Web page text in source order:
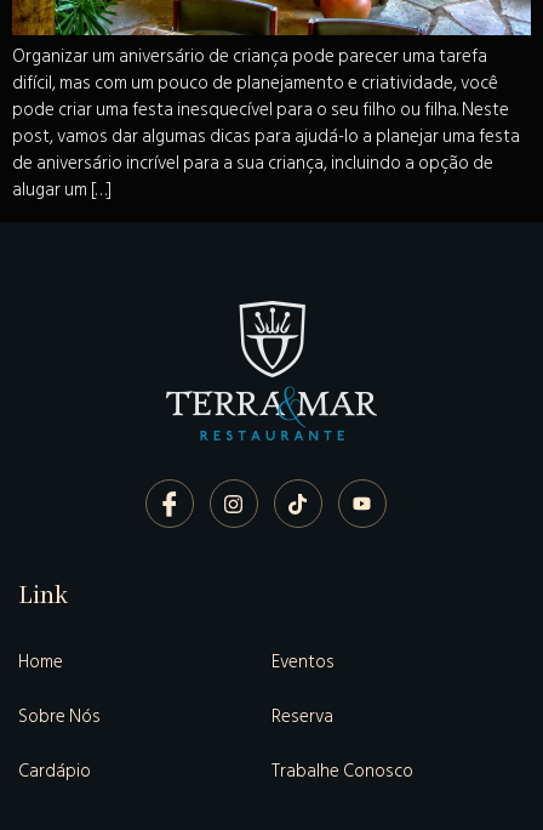
Organizar um aniversário de criança pode parecer uma tarefa
difícil, mas com um pouco de planejamento e criatividade, você
pode criar uma festa inesquecível para o seu filho ou filha. Neste
post, vamos dar algumas dicas para ajudá-lo a planejar uma festa
de aniversário incrível para a sua criança, incluindo a opção de
alugar um […]
Link
Home
Sobre Nós
Cardápio
Eventos
Reserva
Trabalhe Conosco